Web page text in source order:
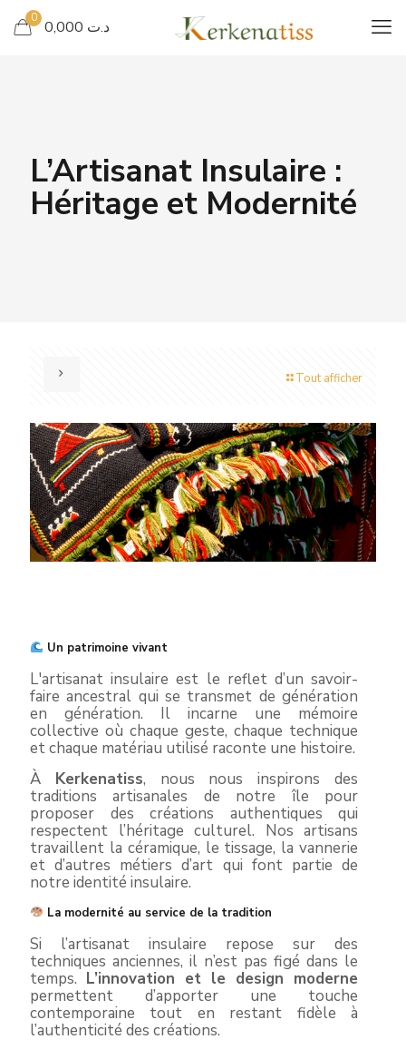
0 د.ت 0,000
L’Artisanat Insulaire :
Héritage et Modernité
Tout afficher
Un patrimoine vivant
L'artisanat insulaire est le reflet d’un savoir-
faire ancestral qui se transmet de génération
en génération. Il incarne une mémoire
collective où chaque geste, chaque technique
et chaque matériau utilisé raconte une histoire.
À Kerkenatiss, nous nous inspirons des
traditions artisanales de notre île pour
proposer des créations authentiques qui
respectent l’héritage culturel. Nos artisans
travaillent la céramique, le tissage, la vannerie
et d’autres métiers d’art qui font partie de
notre identité insulaire.
La modernité au service de la tradition
Si l’artisanat insulaire repose sur des
techniques anciennes, il n’est pas figé dans le
temps. L’innovation et le design moderne
permettent d’apporter une touche
contemporaine tout en restant fidèle à
l’authenticité des créations.